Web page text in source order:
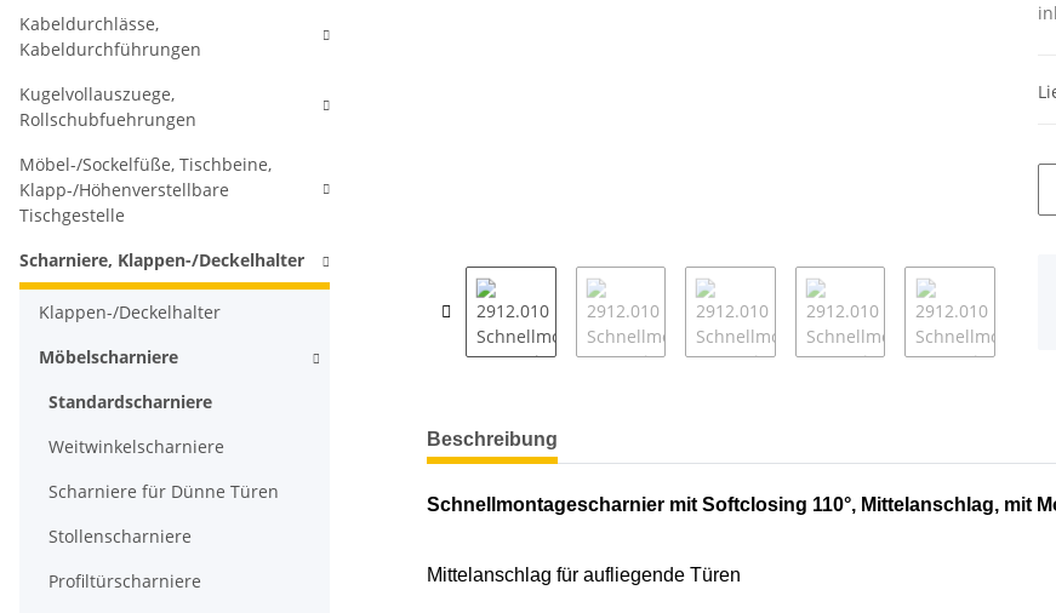
weitere Registerkarten anzeigen
Beschreibung
Schnellmontagescharnier mit Softclosing 110°, Mittelanschlag, mit
Mittelanschlag für aufliegende Türen
Kabeldurchlässe,
Kabeldurchführungen
Kugelvollauszuege,
Rollschubfuehrungen
Möbel-/Sockelfüße, Tischbeine,
Klapp-/Höhenverstellbare
Tischgestelle
Scharniere, Klappen-/Deckelhalter
Klappen-/Deckelhalter
Möbelscharniere
Standardscharniere
Weitwinkelscharniere
Scharniere für Dünne Türen
Stollenscharniere
Profiltürscharniere